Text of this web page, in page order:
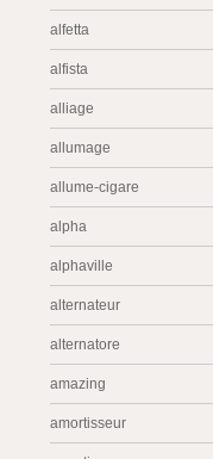
alfetta
alfista
alliage
allumage
allume-cigare
alpha
alphaville
alternateur
alternatore
amazing
amortisseur